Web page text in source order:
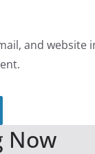
and
Now